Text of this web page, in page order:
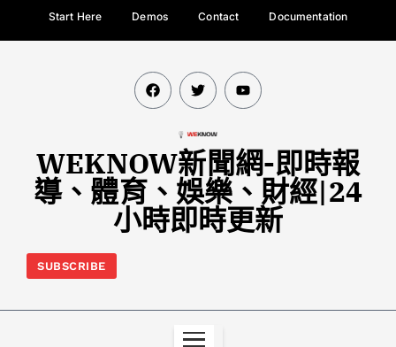
Start Here Demos Contact Documentation
WEKNOW新聞網-即時報
導、體育、娛樂、財經|24
小時即時更新
SUBSCRIBE